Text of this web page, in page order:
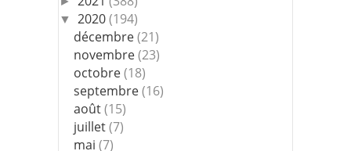
▼ 2020(194)
décembre(21)
novembre(23)
octobre(18)
septembre(16)
août(15)
juillet(7)
mai(7)